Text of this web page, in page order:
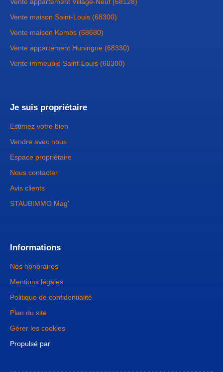
Vente appartement Village-Neuf (68128)
Vente maison Saint-Louis (68300)
Vente maison Kembs (68680)
Vente appartement Huningue (68330)
Vente immeuble Saint-Louis (68300)
Je suis propriétaire
Estimez votre bien
Vendre avec nous
Espace propriétaire
Nous contacter
Avis clients
STAUBIMMO Mag'
Informations
Nos honoraires
Mentions légales
Politique de confidentialité
Plan du site
Gérer les cookies
Propulsé par